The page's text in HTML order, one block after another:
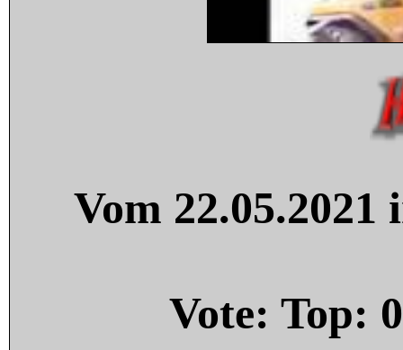
Vom
Vote: Top: 0